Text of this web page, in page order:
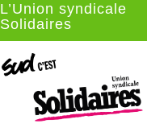
L’Union syndicale
Solidaires